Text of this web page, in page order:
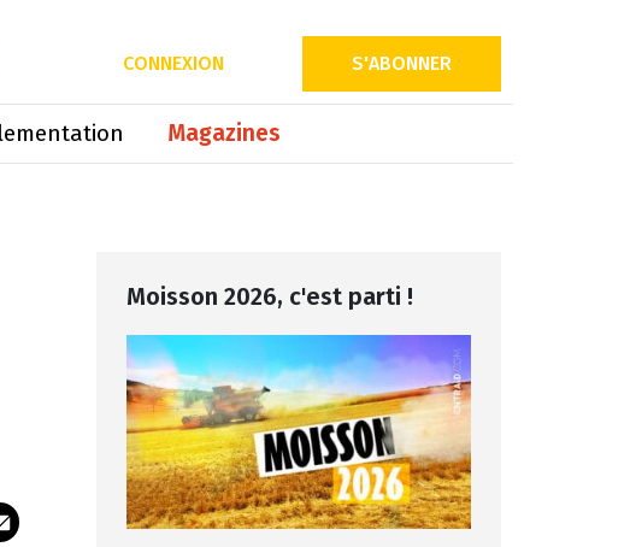
CONNEXION S'ABONNER
Magazines
Moisson 2026, c'est parti !